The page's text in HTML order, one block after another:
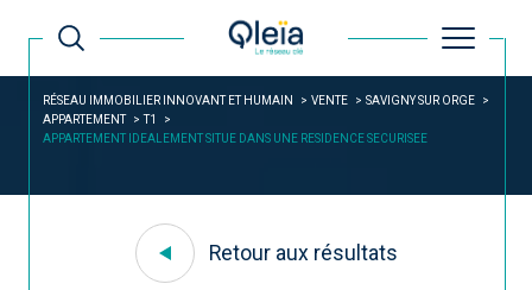
RÉSEAU IMMOBILIER INNOVANT ET HUMAIN VENTE
SAVIGNY SUR ORGE
APPARTEMENT
T1
APPARTEMENT IDEALEMENT SITUE DANS UNE RESIDENCE SECURISEE
Retour aux résultats